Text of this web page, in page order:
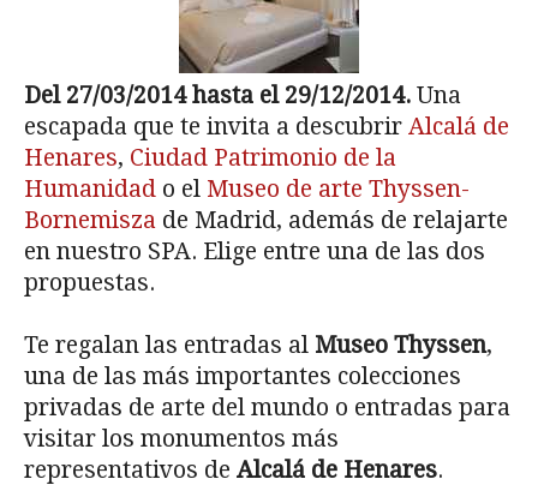
Del 27/03/2014 hasta el 29/12/2014. Una
escapada que te invita a descubrir Alcalá de
Henares, Ciudad Patrimonio de la
Humanidad o el Museo de arte Thyssen-
Bornemisza de Madrid, además de relajarte
en nuestro SPA. Elige entre una de las dos
propuestas.
Te regalan las entradas al Museo Thyssen,
una de las más importantes colecciones
privadas de arte del mundo o entradas para
visitar los monumentos más
representativos de Alcalá de Henares.